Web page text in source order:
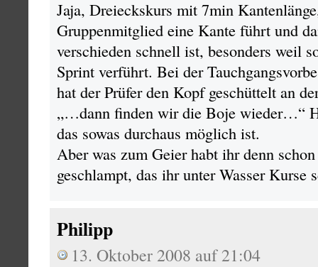
Jaja, Dreieckskurs mit 7min
Gruppenmitglied eine Kante führt und
verschieden schnell ist, besonders weil
Sprint verführt. Bei der
hat der Prüfer den Kopf geschüttelt an
„…dann finden wir die Boje wieder…“
das sowas durchaus möglich ist.
Aber was zum Geier habt ihr denn
geschlampt, das ihr unter Wasser Kurse
Philipp
13. Oktober 2008 auf 21:04